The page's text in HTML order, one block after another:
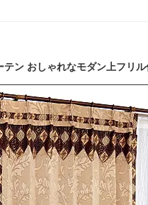
テン おしゃれなモダン上フリ